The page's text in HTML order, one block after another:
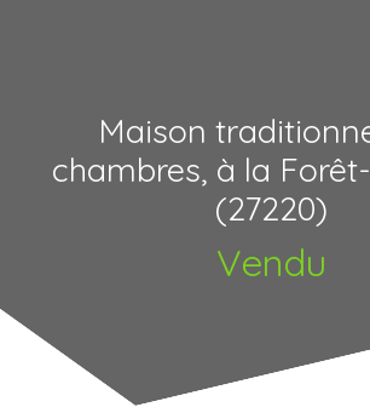
Maison
chambres, à la
(27220)
Vendu